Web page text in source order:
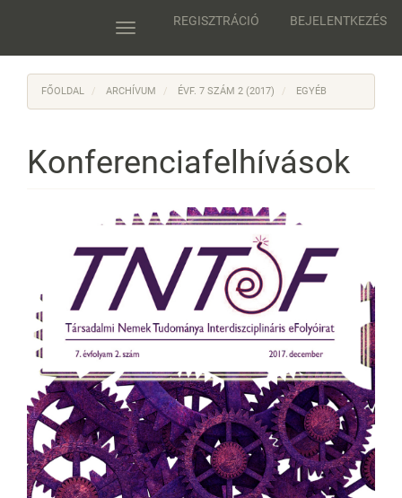
REGISZTRÁCIÓ BEJELENTKEZÉS
Toggle
FŐOLDAL ARCHÍVUM ÉVF. 7 SZÁM 2 (2017) EGYÉB
Konferenciafelhívások
Article
Sidebar